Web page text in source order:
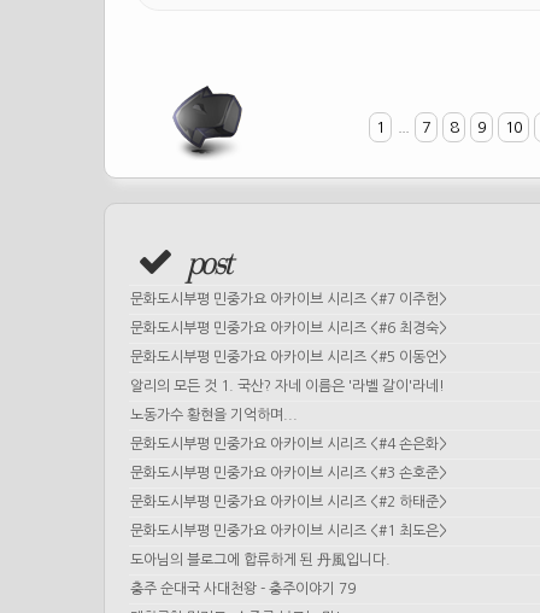
1 7 8 9 10
post
문화도시부평 민중가요 아카이브 시리즈 <#7 이주헌>
문화도시부평 민중가요 아카이브 시리즈 <#6 최경숙>
문화도시부평 민중가요 아카이브 시리즈 <#5 이동언>
알리의 모든 것 1. 국산? 자네 이름은 '라벨 갈이'라네!
노동가수 황현을 기억하며...
문화도시부평 민중가요 아카이브 시리즈 <#4 손은화>
문화도시부평 민중가요 아카이브 시리즈 <#3 손호준>
문화도시부평 민중가요 아카이브 시리즈 <#2 하태준>
문화도시부평 민중가요 아카이브 시리즈 <#1 최도은>
도아님의 블로그에 합류하게 된 丹風입니다.
충주 순대국 사대천왕 - 충주이야기 79